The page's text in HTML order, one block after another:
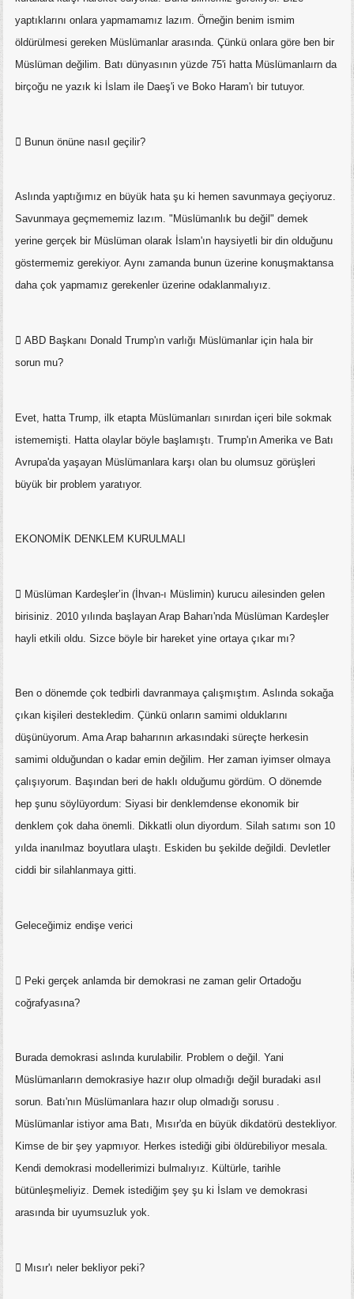
yaptıklarını onlara yapmamamız lazım. Örneğin benim ismim
öldürülmesi gereken Müslümanlar arasında. Çünkü onlara göre ben bir
Müslüman değilim. Batı dünyasının yüzde 75'i hatta Müslümanlaırn da
birçoğu ne yazık ki İslam ile Daeş'i ve Boko Haram'ı bir tutuyor.
 Bunun önüne nasıl geçilir?
Aslında yaptığımız en büyük hata şu ki hemen savunmaya geçiyoruz.
Savunmaya geçmememiz lazım. "Müslümanlık bu değil" demek
yerine gerçek bir Müslüman olarak İslam'ın haysiyetli bir din olduğunu
göstermemiz gerekiyor. Aynı zamanda bunun üzerine konuşmaktansa
daha çok yapmamız gerekenler üzerine odaklanmalıyız.
ABD Başkanı Donald Trump'ın varlığı Müslümanlar için hala bir
sorun mu?
Evet, hatta Trump, ilk etapta Müslümanları sınırdan içeri bile sokmak
istememişti. Hatta olaylar böyle başlamıştı. Trump'ın Amerika ve Batı
Avrupa'da yaşayan Müslümanlara karşı olan bu olumsuz görüşleri
büyük bir problem yaratıyor.
EKONOMİK DENKLEM KURULMALI
 Müslüman Kardeşler’in (İhvan-ı Müslimin) kurucu ailesinden gelen
birisiniz. 2010 yılında başlayan Arap Baharı'nda Müslüman Kardeşler
hayli etkili oldu. Sizce böyle bir hareket yine ortaya çıkar mı?
Ben o dönemde çok tedbirli davranmaya çalışmıştım. Aslında sokağa
çıkan kişileri destekledim. Çünkü onların samimi olduklarını
düşünüyorum. Ama Arap baharının arkasındaki süreçte herkesin
samimi olduğundan o kadar emin değilim. Her zaman iyimser olmaya
çalışıyorum. Başından beri de haklı olduğumu gördüm. O dönemde
hep şunu söylüyordum: Siyasi bir denklemdense ekonomik bir
denklem çok daha önemli. Dikkatli olun diyordum. Silah satımı son 10
yılda inanılmaz boyutlara ulaştı. Eskiden bu şekilde değildi. Devletler
ciddi bir silahlanmaya gitti.
Geleceğimiz endişe verici
 Peki gerçek anlamda bir demokrasi ne zaman gelir Ortadoğu
coğrafyasına?
Burada demokrasi aslında kurulabilir. Problem o değil. Yani
Müslümanların demokrasiye hazır olup olmadığı değil buradaki asıl
sorun. Batı'nın Müslümanlara hazır olup olmadığı sorusu .
Müslümanlar istiyor ama Batı, Mısır'da en büyük dikdatörü destekliyor.
Kimse de bir şey yapmıyor. Herkes istediği gibi öldürebiliyor mesala.
Kendi demokrasi modellerimizi bulmalıyız. Kültürle, tarihle
bütünleşmeliyiz. Demek istediğim şey şu ki İslam ve demokrasi
arasında bir uyumsuzluk yok.
 Mısır'ı neler bekliyor peki?